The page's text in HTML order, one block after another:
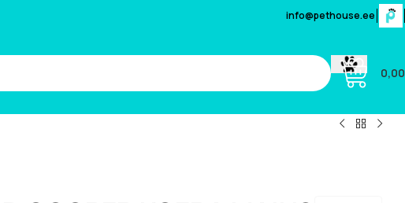
info@pethouse.ee
0,00